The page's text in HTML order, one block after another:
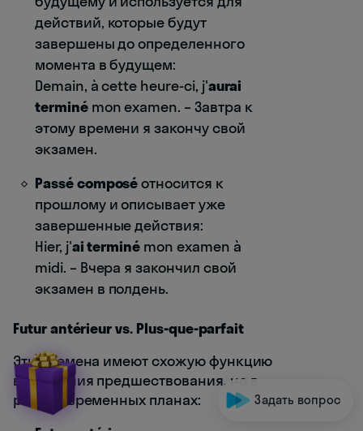
действий, которые будут
завершены до определенного
момента в будущем:
Demain, à cette heure-ci, j'aurai
terminémon examen. – Завтра к
этому времени я закончу свой
экзамен.
Passé composéотносится к
прошлому и описывает уже
завершенные действия:
Hier, j'ai terminé mon examen à
midi. – Вчера я закончил свой
экзамен в полдень.
Futur antérieur vs. Plus-que-parfait
Эти времена имеют схожую функцию
выражения предшествования, но в
разных временных планах:
Задать вопрос